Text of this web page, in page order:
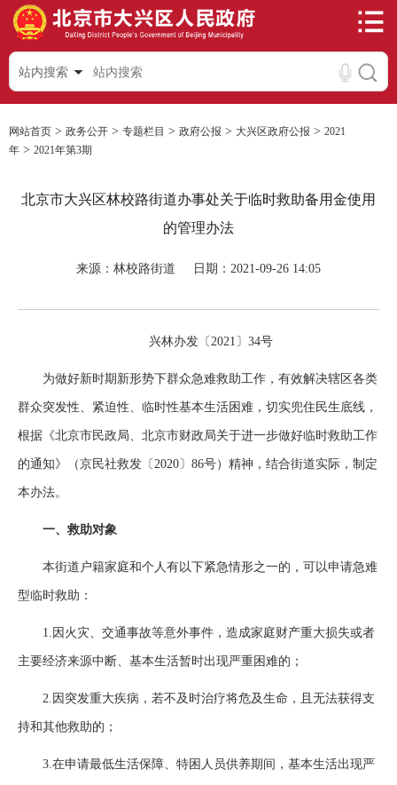
站内搜索
网站首页 > 政务公开 > 专题栏目 > 政府公报 > 大兴区政府公报 > 2021
年 > 2021年第3期
北京市大兴区林校路街道办事处关于临时救助备用金使用
的管理办法
来源：林校路街道 日期：2021-09-26 14:05
兴林办发〔2021〕34号
为做好新时期新形势下群众急难救助工作，有效解决辖区各类
群众突发性、紧迫性、临时性基本生活困难，切实兜住民生底线，
根据《北京市民政局、北京市财政局关于进一步做好临时救助工作
的通知》（京民社救发〔2020〕86号）精神，结合街道实际，制定
本办法。
一、救助对象
本街道户籍家庭和个人有以下紧急情形之一的，可以申请急难
型临时救助：
1.因火灾、交通事故等意外事件，造成家庭财产重大损失或者
主要经济来源中断、基本生活暂时出现严重困难的；
2.因突发重大疾病，若不及时治疗将危及生命，且无法获得支
持和其他救助的；
3.在申请最低生活保障、特困人员供养期间，基本生活出现严